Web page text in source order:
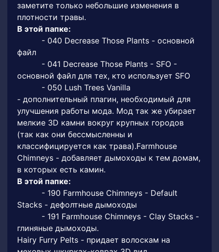
заметите только небольшие изменения в
плотности травы.
В этой папке:
- 040 Decrease Those Plants - основной
файл
- 041 Decrease Those Plants - SFO -
основной файл для тех, кто использует SFO
- 050 Lush Trees Vanilla
- дополнительный плагин, необходимый для
улучшения работы мода. Мод так же убирает
мелкие 3D камни вокруг крупных городов
(так как они бессмысленны и
классифицируется как трава).Farmhouse
Chimneys - добавляет дымоходы к тем домам,
в которых есть камин.
В этой папке:
- 190 Farmhouse Chimneys - Default
Stacks - дефолтные дымоходы
- 191 Farmhouse Chimneys - Clay Stacks -
глиняные дымоходы.
Hairy Furry Pelts - придает волоскам на